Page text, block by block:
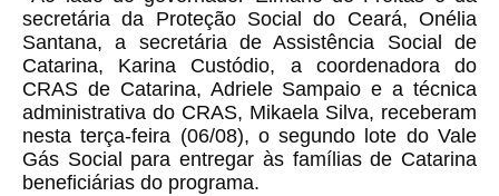
secretária da Proteção Social do Ceará, Onélia
Santana, a secretária de Assistência Social de
Catarina, Karina Custódio, a coordenadora do
CRAS de Catarina, Adriele Sampaio e a técnica
administrativa do CRAS, Mikaela Silva, receberam
nesta terça-feira (06/08), o segundo lote do Vale
Gás Social para entregar às famílias de Catarina
beneficiárias do programa.